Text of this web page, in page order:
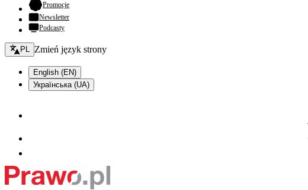
Promocje- otwiera się w nowej karcie
Newsletter
Podcasty
Zmień język - bieżący:
PL Zmień język strony
English (EN)
Українська (UA)